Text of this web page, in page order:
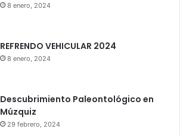
8 enero, 2024
REFRENDO VEHICULAR 2024
8 enero, 2024
Descubrimiento Paleontológico en
Múzquiz
29 febrero, 2024